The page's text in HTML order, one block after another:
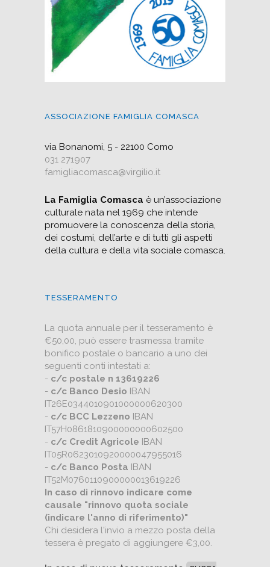
ASSOCIAZIONE FAMIGLIA COMASCA
via Bonanomi, 5 - 22100 Como
031 271907
famigliacomasca@virgilio.it
La Famiglia Comasca è un’associazione
culturale nata nel 1969 che intende
promuovere la conoscenza della storia,
dei costumi, dell’arte e di tutti gli aspetti
della cultura e della vita sociale comasca.
TESSERAMENTO
La quota annuale per il tesseramento è
€50,00, può essere trasmessa tramite
bonifico postale o bancario a uno dei
seguenti conti intestati a:
- c/c postale n 13619226
- c/c Banco Desio IBAN
IT26E0344010901000000620300
- c/c BCC Lezzeno IBAN
IT57H0861810900000000602500
- c/c Credit Agricole IBAN
IT05R0623010920000047955016
- c/c Banco Posta IBAN
IT52M0760110900000013619226
In caso di rinnovo indicare come
causale "rinnovo quota sociale
(indicare l'anno di riferimento)"
Chi desidera l'invio a mezzo posta della
tessera è pregato di aggiungere €3,00.